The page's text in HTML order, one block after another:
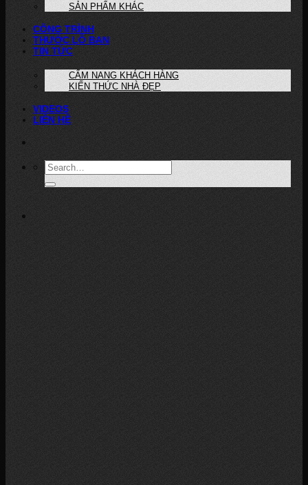
SẢN PHẨM KHÁC
CÔNG TRÌNH
THƯỚC LỖ BAN
TIN TỨC
CẨM NANG KHÁCH HÀNG
KIẾN THỨC NHÀ ĐẸP
VIDEOS
LIÊN HỆ